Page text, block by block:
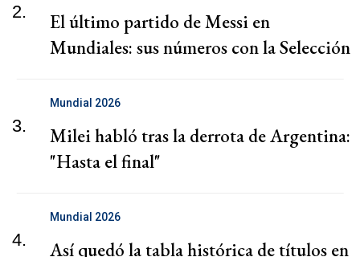
2.
El último partido de Messi en
Mundiales: sus números con la Selección
3.
Mundial 2026
Milei habló tras la derrota de Argentina:
"Hasta el final"
4.
Mundial 2026
Así quedó la tabla histórica de títulos en